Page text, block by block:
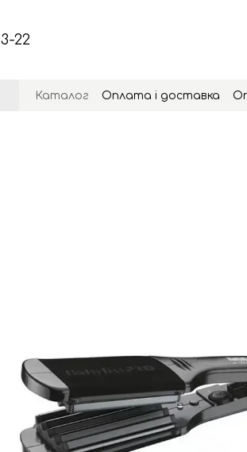
22
Каталог Оплата і доставка